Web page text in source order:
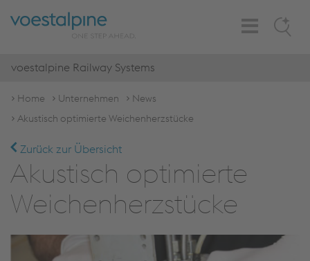
Search
Toggle
Navigation
voestalpine Railway Systems
Home Unternehmen
News
Akustisch optimierte Weichenherzstücke
Zurück zur Übersicht
Akustisch optimierte
Weichenherzstücke